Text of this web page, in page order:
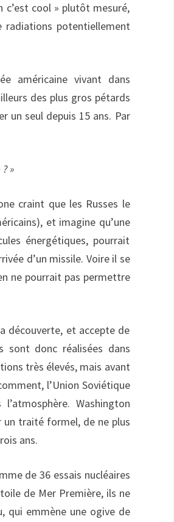
c’est cool » plutôt mesuré,
potentiellement
américaine vivant dans
des plus gros pétards
un seul depuis 15 ans. Par
»
craint que les Russes le
et imagine qu’une
énergétiques, pourrait
d’un missile. Voire il se
ne pourrait pas permettre
découverte, et accepte de
sont donc réalisées dans
très élevés, mais avant
l’Union Soviétique
Washington
un traité formel, de ne plus
ans.
de 36 essais nucléaires
de Mer Première, ils ne
qui emmène une ogive de